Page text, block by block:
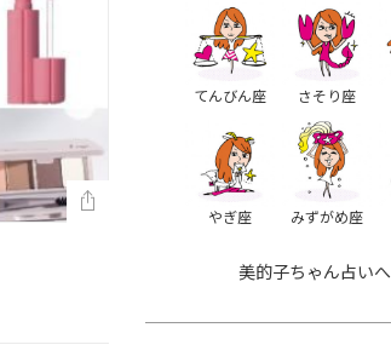
てんびん座 さそり座
やぎ座 みずがめ座
美的子ちゃん占いへ